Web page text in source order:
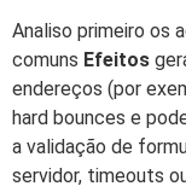
Analiso primeiro os
comuns Efeitos
endereços (por
hard bounces e
a validação de
servidor, timeouts